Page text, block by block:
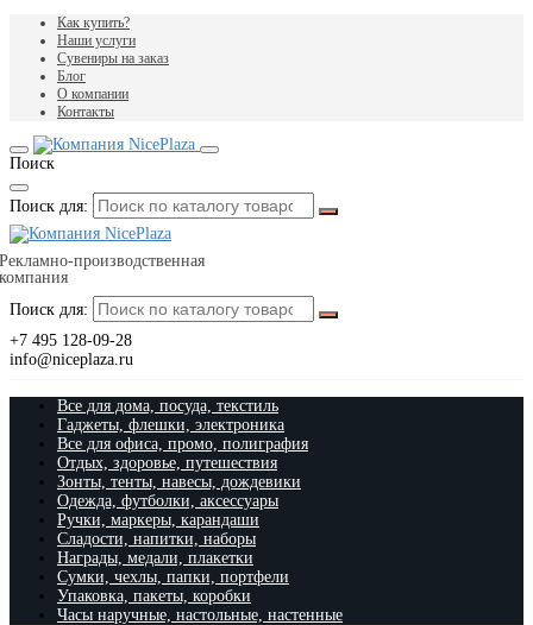
Как купить?
Наши услуги
Сувениры на заказ
Блог
О компании
Контакты
Поиск
Поиск для:
Рекламно-производственная
компания
Поиск для:
+7 495 128-09-28
info@niceplaza.ru
Все для дома, посуда, текстиль
Гаджеты, флешки, электроника
Все для офиса, промо, полиграфия
Отдых, здоровье, путешествия
Зонты, тенты, навесы, дождевики
Одежда, футболки, аксессуары
Ручки, маркеры, карандаши
Сладости, напитки, наборы
Награды, медали, плакетки
Сумки, чехлы, папки, портфели
Упаковка, пакеты, коробки
Часы наручные, настольные, настенные